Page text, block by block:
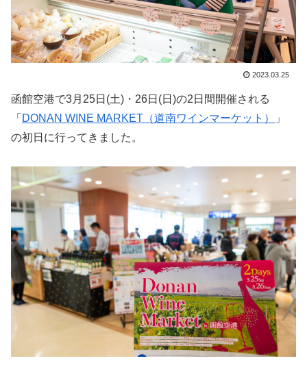
2023.03.25
函館空港で3月25日(土)・26日(日)の2日間開催される
「 DONAN WINE MARKET（道南ワインマーケット）
」
の初日に行ってきました。